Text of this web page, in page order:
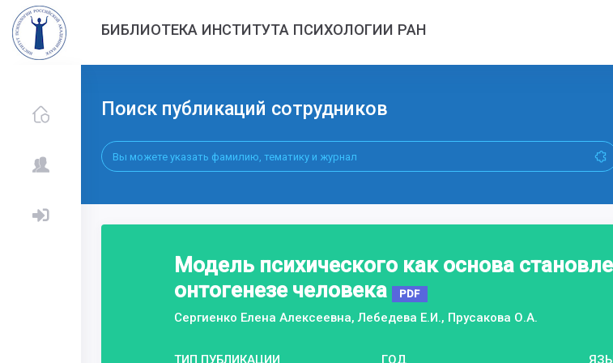
БИБЛИОТЕКА ИНСТИТУТА ПСИХОЛОГИИ РАН
Поиск публикаций сотрудников
Модель психического как основа
онтогенезе человека
PDF
Сергиенко Елена Алексеевна, Лебедева Е.И., Прусакова О.А.
ТИП ПУБЛИКАЦИИ ГОД